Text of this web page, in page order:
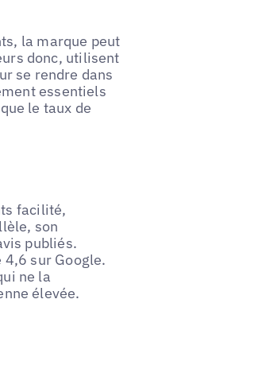
la marque peut
donc, utilisent
se rendre dans
essentiels
le taux de
facilité,
son
publiés.
4,6 sur Google.
ne la
élevée.